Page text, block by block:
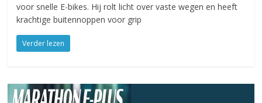
voor snelle E-bikes. Hij rolt licht over vaste wegen en heeft
krachtige buitennoppen voor grip
Verder lezen